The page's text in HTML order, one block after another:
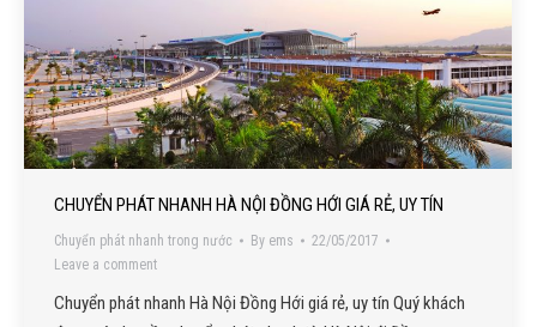
CHUYỂN PHÁT NHANH HÀ NỘI ĐỒNG HỚI GIÁ RẺ, UY TÍN
Chuyển phát nhanh trong nước By ems
22/05/2017
Leave a comment
Chuyển phát nhanh Hà Nội Đồng Hới giá rẻ, uy tín Quý khách